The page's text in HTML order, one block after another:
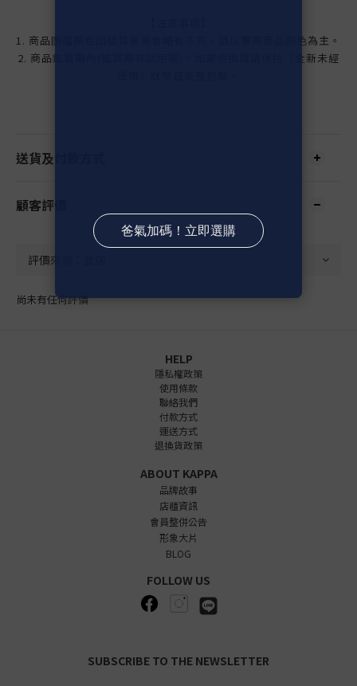
1. 商品圖檔顏色因螢幕差異會略有不同，請以實際商品顏色為主。
2. 商品鑑賞期內(鑑賞期非試用期)，如需退換貨請保持『全新未經
送貨及付款方式
顧客評價
尚未有任何評價
HELP
隱私權政策
使用條款
聯絡我們
付款方式
運送方式
退換貨政策
ABOUT KAPPA
品牌故事
店櫃資訊
會員整併公告
形象大片
BLOG
FOLLOW US
SUBSCRIBE TO THE NEWSLETTER